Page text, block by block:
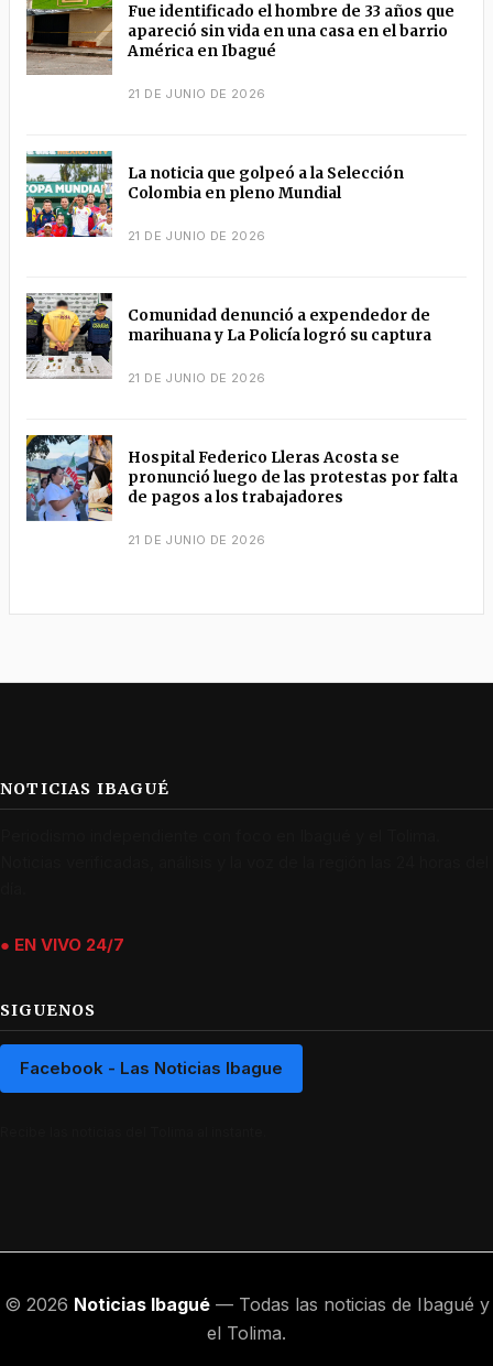
Fue identificado el hombre de 33 años que
apareció sin vida en una casa en el barrio
América en Ibagué
21 DE JUNIO DE 2026
La noticia que golpeó a la Selección
Colombia en pleno Mundial
21 DE JUNIO DE 2026
Comunidad denunció a expendedor de
marihuana y La Policía logró su captura
21 DE JUNIO DE 2026
Hospital Federico Lleras Acosta se
pronunció luego de las protestas por falta
de pagos a los trabajadores
21 DE JUNIO DE 2026
NOTICIAS IBAGUÉ
● EN VIVO 24/7
SIGUENOS
Facebook - Las Noticias Ibague
© 2026 Noticias Ibagué— Todas las noticias de Ibagué y
el Tolima.